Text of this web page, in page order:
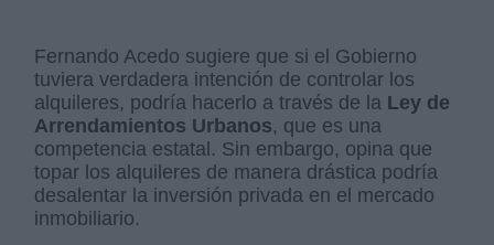
Fernando Acedo sugiere que si el Gobierno
tuviera verdadera intención de controlar los
alquileres, podría hacerlo a través de la Ley de
Arrendamientos Urbanos, que es una
competencia estatal. Sin embargo, opina que
topar los alquileres de manera drástica podría
desalentar la inversión privada en el mercado
inmobiliario.